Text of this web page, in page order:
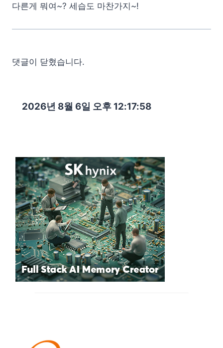
다른게 뭐여~? 세습도 마찬가지~!
댓글이 닫혔습니다.
2026년 8월 6일 오후 12:17:59